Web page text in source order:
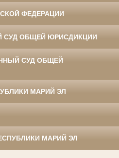
ФЕДЕРАЦИИ
ОБЩЕЙ ЮРИСДИКЦИИ
СУД ОБЩЕЙ
МАРИЙ ЭЛ
МАРИЙ ЭЛ